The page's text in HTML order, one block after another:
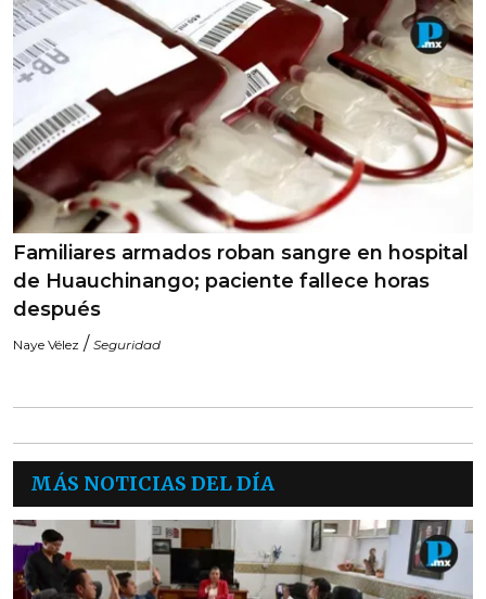
Familiares armados roban sangre en hospital
de Huauchinango; paciente fallece horas
después
Naye Vélez / Seguridad
MÁS NOTICIAS DEL DÍA